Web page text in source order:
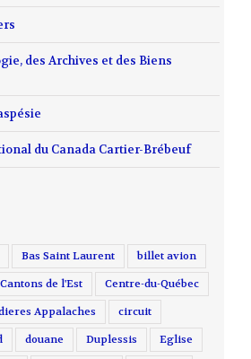
des Archives et des Biens
du Canada Cartier-Brébeuf
Bas Saint Laurent billet avion
Cantons de l'Est Centre-du-Québec
Appalaches circuit
douane Duplessis Eglise